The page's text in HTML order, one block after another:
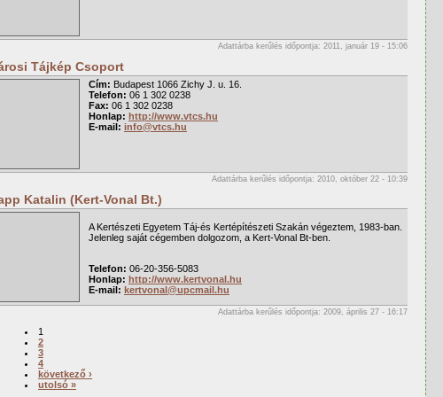
Adattárba kerűlés időpontja: 2011, január 19 - 15:06
Tájkép Csoport
Cím: Budapest 1066 Zichy J. u. 16.
Telefon: 06 1 302 0238
Fax: 06 1 302 0238
Honlap: http://www.vtcs.hu
E-mail: info@vtcs.hu
Adattárba kerűlés időpontja: 2010, október 22 - 10:39
Katalin (Kert-Vonal Bt.)
A Kertészeti Egyetem Táj-és Kertépítészeti Szakán végeztem, 1983-ban.
Jelenleg saját cégemben dolgozom, a Kert-Vonal Bt-ben.
Telefon: 06-20-356-5083
Honlap: http://www.kertvonal.hu
E-mail: kertvonal@upcmail.hu
Adattárba kerűlés időpontja: 2009, április 27 - 16:17
1
2
3
4
következő ›
utolsó »